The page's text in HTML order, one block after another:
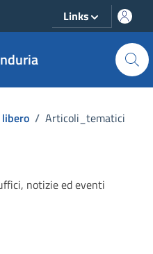
Links
libero / Articoli_tematici
notizie ed eventi